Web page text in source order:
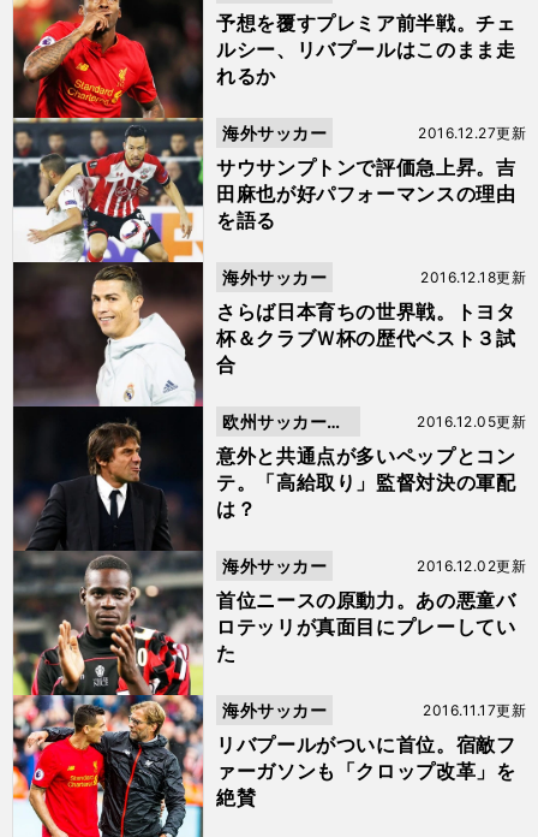
予想を覆すプレミア前半戦。チェ
ルシー、リバプールはこのまま走
れるか
サウサンプトンで評価急上昇。吉
田麻也が好パフォーマンスの理由
を語る
2016.12.27更新
海外サッカー
さらば日本育ちの世界戦。トヨタ
杯＆クラブＷ杯の歴代ベスト３試
合
2016.12.18更新
海外サッカー
意外と共通点が多いペップとコン
テ。「高給取り」監督対決の軍配
は？
2016.12.05更新
欧州サッカーニ
ュース
首位ニースの原動力。あの悪童バ
ロテッリが真面目にプレーしてい
た
2016.12.02更新
海外サッカー
リバプールがついに首位。宿敵フ
ァーガソンも「クロップ改革」を
絶賛
2016.11.17更新
海外サッカー